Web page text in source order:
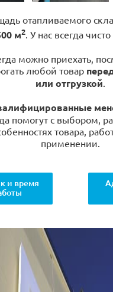
отапливаемого
м2. У нас всегда
можно приехать,
любой товар
или отгрузкой.
помогут с выбором,
товара,
применении.
и время